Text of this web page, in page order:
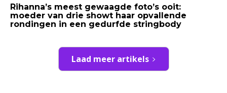
Rihanna’s meest gewaagde foto’s ooit:
moeder van drie showt haar opvallende
rondingen in een gedurfde stringbody
Laad meer artikels